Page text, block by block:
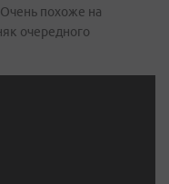
похоже на
очередного